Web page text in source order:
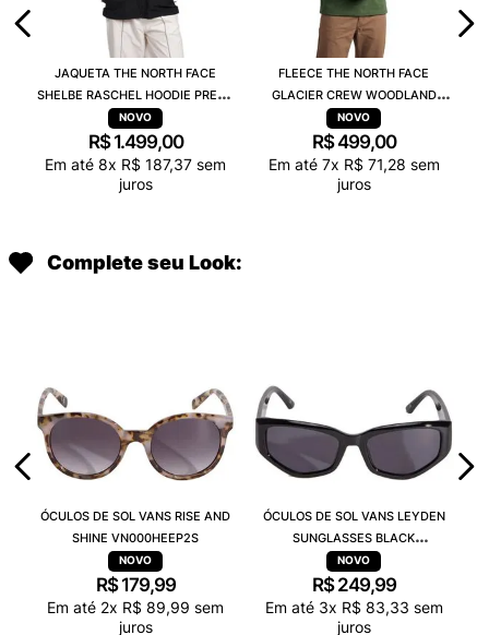
JAQUETA THE NORTH FACE
SHELBE RASCHEL HOODIE PRETO
84JJ4H0
R$ 1.499,00
Em até 8x R$ 187,37 sem
juros
FLEECE THE NORTH FACE
GLACIER CREW WOODLAND
VERDE A023NBRI
R$499,00
Em até 7x R$ 71,28 sem
juros
Complete seu Look:
ÓCULOS DE SOL VANS RISE AND
SHINE VN000HEEP2S
R$ 179,99
Em até 2x R$ 89,99 sem
juros
ÓCULOS DE SOL VANS LEYDEN
SUNGLASSES BLACK
VN000T0CBLK
R$ 249,99
Em até 3x R$ 83,33 sem
juros